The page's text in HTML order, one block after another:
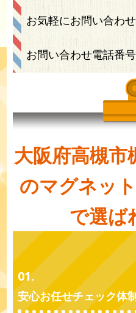
お気軽にお問い合わせ
お問い合わせ電話番
大阪府高槻市
のマグネッ
で選ば
01.
安心お任せチェック体